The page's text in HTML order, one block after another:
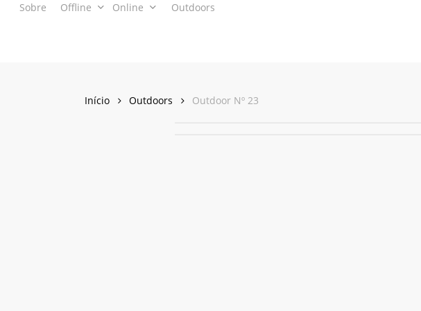
Sobre Offline Online Outdoors
Início Outdoors Outdoor Nº 23